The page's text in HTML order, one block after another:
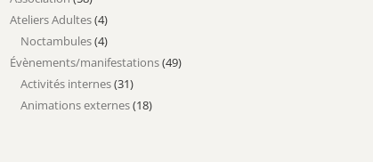
Ateliers Adultes(4)
Noctambules(4)
Évènements/manifestations(49)
Activités internes(31)
Animations externes(18)